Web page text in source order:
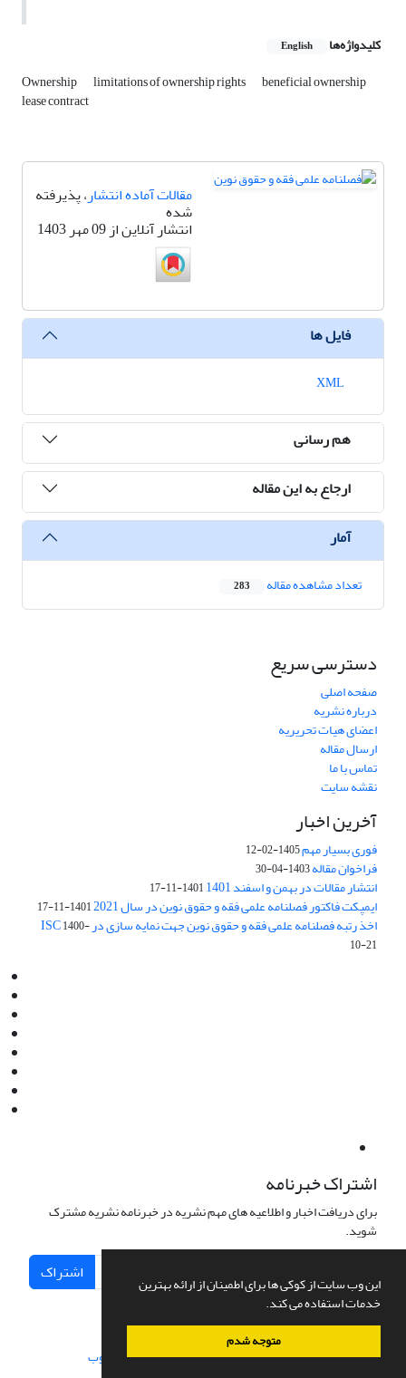
این وب سایت از کوکی ها برای اطمینان از ارائه بهترین
خدمات استفاده می کند.
متوجه شدم
کلیدواژه‌ها English
Ownership limitations of ownership rights beneficial ownership
lease contract
مقالات آماده انتشار، پذیرفته
شده
انتشار آنلاین از 09 مهر 1403
فایل ها
هم رسانی
ارجاع به این مقاله
آمار
تعداد مشاهده مقاله 283
دسترسی سریع
صفحه اصلی
درباره نشریه
اعضای هیات تحریریه
ارسال مقاله
تماس با ما
نقشه سایت
آخرین اخبار
فوری بسیار مهم1405-02-12
فراخوان مقاله1403-04-30
انتشار مقالات در بهمن و اسفند 1401 1401-11-17
ایمپکت فاکتور فصلنامه علمی فقه و حقوق نوین در سال 2021 1401-11-17
اخذ رتبه فصلنامه علمی فقه و حقوق نوین جهت نمایه سازی در ISC1400-
10-21
اشتراک خبرنامه
برای دریافت اخبار و اطلاعیه های مهم نشریه در خبرنامه نشریه مشترک
شوید.
اشتراک
سامانه مدیریت نشریات علمی.طراحی و پیاده سازی از سیناوب